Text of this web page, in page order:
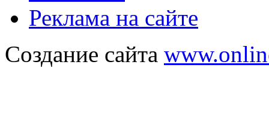
Реклама на сайте
Создание сайта